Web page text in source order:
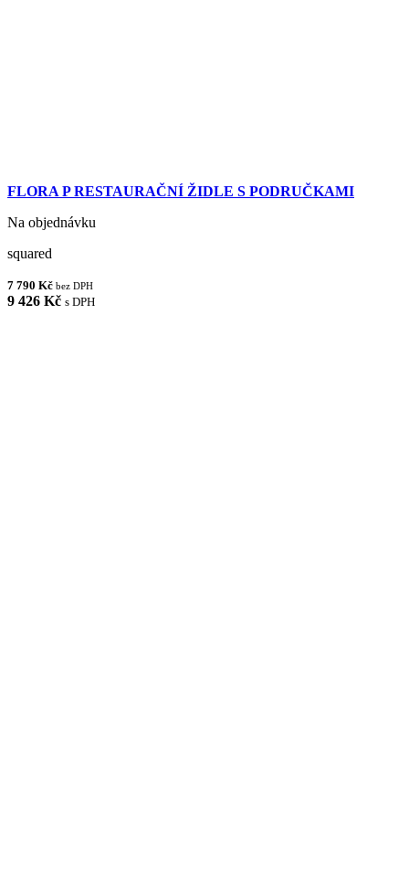
FLORA P RESTAURAČNÍ ŽIDLE S PODRUČKAMI
Na objednávku
squared
7 790 Kč bez DPH
9 426 Kč s DPH